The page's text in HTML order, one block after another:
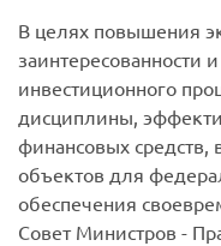
В целях повышения
заинтересованности
инвестиционного
дисциплины,
финансовых средств,
объектов для
обеспечения
Совет Министров -